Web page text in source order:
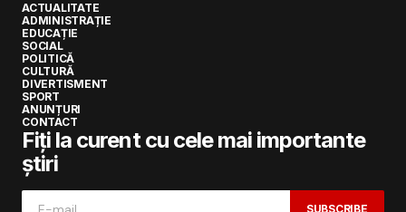
ACTUALITATE
ADMINISTRAȚIE
EDUCAȚIE
SOCIAL
POLITICĂ
CULTURĂ
DIVERTISMENT
SPORT
ANUNȚURI
CONTACT
Fiți la curent cu cele mai importante
știri
SUBSCRIBE